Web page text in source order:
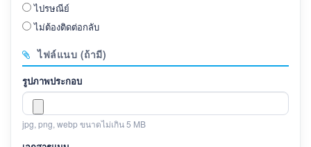
ไปรษณีย์
ไม่ต้องติดต่อกลับ
ไฟล์แนบ (ถ้ามี)
รูปภาพประกอบ
jpg, png, webp ขนาดไม่เกิน 5 MB